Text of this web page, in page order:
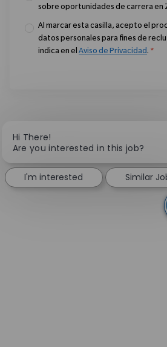
sobre oportunidades de carrera en
Al marcar esta casilla, acepto el
datos personales para fines de
indica en el Aviso de Privacidad. *
Hi There!
Are you interested in this job?
I'm interested Similar